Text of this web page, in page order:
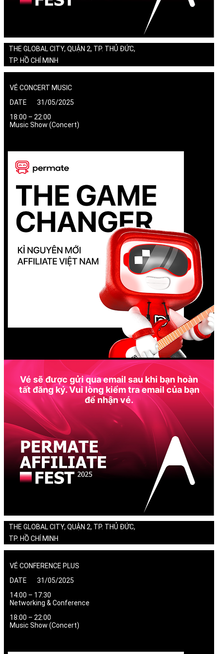
THE GLOBAL CITY, QUẬN 2, TP. THỦ ĐỨC,
TP. HỒ CHÍ MINH
VÉ CONCERT MUSIC
DATE 31/05/2025
18:00 – 22:00
Music Show (Concert)
Vé sẽ được gửi qua email sau khi bạn hoàn
tất đăng ký. Vui lòng kiểm tra email của bạn
để nhận vé.
THE GLOBAL CITY, QUẬN 2, TP. THỦ ĐỨC,
TP. HỒ CHÍ MINH
VÉ CONFERENCE PLUS
DATE 31/05/2025
14:00 – 17:30
Networking & Conference
18:00 – 22:00
Music Show (Concert)